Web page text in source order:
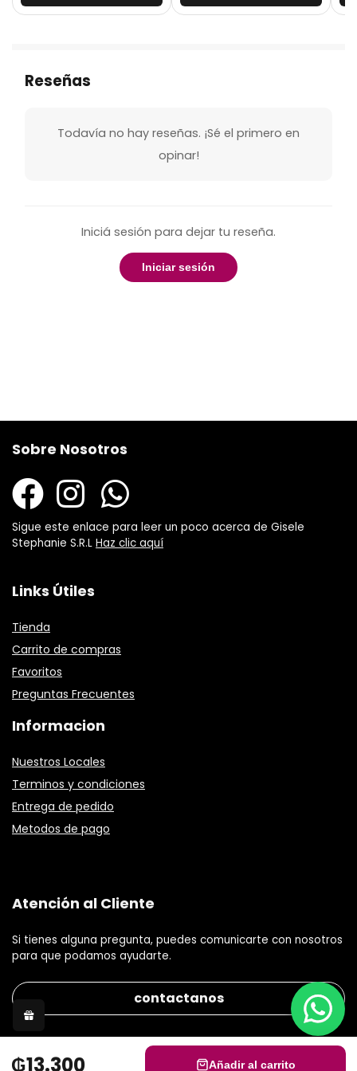
Reseñas
Todavía no hay reseñas. ¡Sé el primero en
opinar!
Iniciá sesión para dejar tu reseña.
Iniciar sesión
Sobre Nosotros
Sigue este enlace para leer un poco acerca de Gisele
Stephanie S.R.L Haz clic aquí
Links Útiles
Tienda
Carrito de compras
Favoritos
Preguntas Frecuentes
Informacion
Nuestros Locales
Terminos y condiciones
Entrega de pedido
Metodos de pago
Atención al Cliente
Si tienes alguna pregunta, puedes comunicarte con nosotros
para que podamos ayudarte.
contactanos
₲13.300 Añadir al carrito